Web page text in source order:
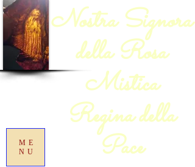
ME
NU
Nostra Signora
della Rosa
Mistica
Regina della
Pace